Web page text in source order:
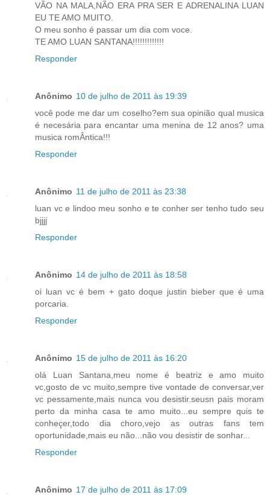
VÃO NA MALA,NÃO ERA PRA SER E ADRENALINA LUAN
EU TE AMO MUITO.
O meu sonho é passar um dia com voce.
TE AMO LUAN SANTANA!!!!!!!!!!!!!
Responder
Anônimo 10 de julho de 2011 às 19:39
você pode me dar um coselho?em sua opinião qual musica
é necesária para encantar uma menina de 12 anos? uma
musica romÂntica!!!
Responder
Anônimo 11 de julho de 2011 às 23:38
luan vc e lindoo meu sonho e te conher ser tenho tudo seu
bjjjj
Responder
Anônimo 14 de julho de 2011 às 18:58
oi luan vc é bem + gato doque justin bieber que é uma
porcaria.
Responder
Anônimo 15 de julho de 2011 às 16:20
olá Luan Santana,meu nome é beatriz e amo muito
vc,gosto de vc muito,sempre tive vontade de conversar,ver
vc pessamente,mais nunca vou desistir.seusn pais moram
perto da minha casa te amo muito...eu sempre quis te
conheçer,todo dia choro,vejo as outras fans tem
oportunidade,mais eu não...não vou desistir de sonhar...
Responder
Anônimo 17 de julho de 2011 às 17:09